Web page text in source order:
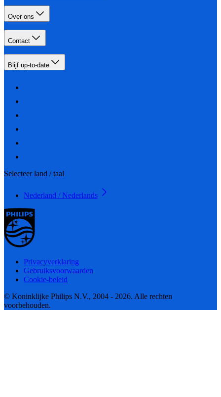
Over ons
Contact
Blijf up-to-date
Selecteer land / taal
Nederland / Nederlands
Privacyverklaring
Gebruiksvoorwaarden
Cookie-beleid
© Koninklijke Philips N.V., 2004 - 2026. Alle rechten
voorbehouden.